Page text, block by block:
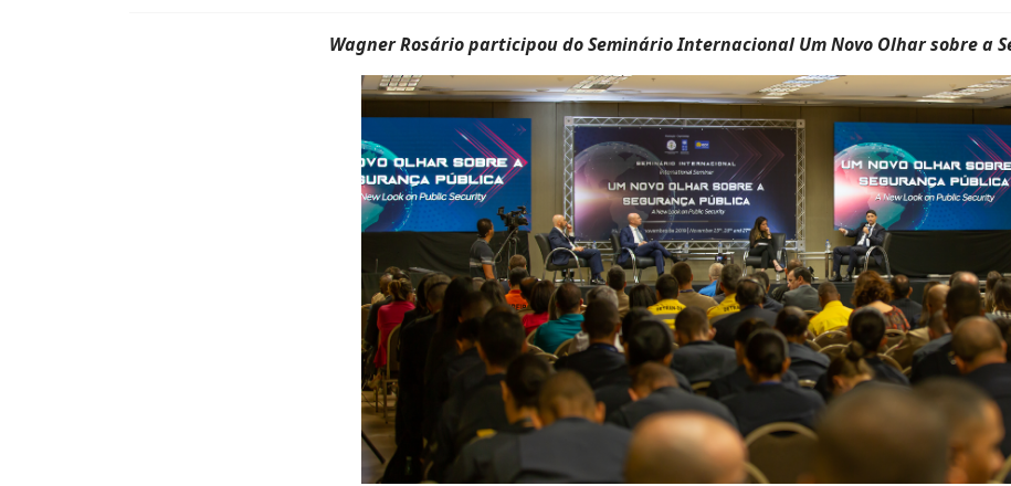
Wagner Rosário participou do Seminário Internacional Um Novo Olhar sobre a